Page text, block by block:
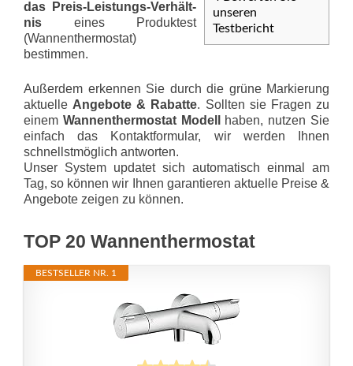
unseren
Testbericht
das Preis-Leis­tungs-Ver­hält­
nis eines Produktest
(Wannenthermostat)
bestimmen.
Außerdem erkennen Sie durch die grüne Markierung
aktuelle Angebote & Rabatte. Sollten sie Fragen zu
einem Wannenthermostat Modell
haben, nutzen Sie
einfach das Kontaktformular, wir werden Ihnen
schnellstmöglich antworten.
Unser System updatet sich automatisch einmal am
Tag, so können wir Ihnen garantieren aktuelle Preise &
Angebote zeigen zu können.
TOP 20 Wannenthermostat
BESTSELLER NR. 1